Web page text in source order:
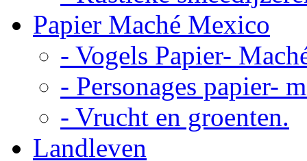
Papier Maché Mexico
- Vogels Papier-
- Personages papier-
- Vrucht en groenten.
Landleven